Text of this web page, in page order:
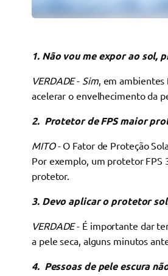
1. Não vou me expor ao sol,
VERDADE- Sim, em ambientes
acelerar o envelhecimento da
2. Protetor de FPS maior
MITO- O Fator de Proteção
Por exemplo, um protetor FPS
protetor.
3. Devo aplicar o protetor
VERDADE- É importante dar
a pele seca, alguns minutos
4. Pessoas de pele escura